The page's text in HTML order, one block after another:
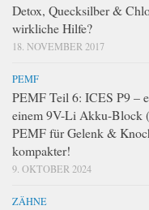
Detox, Quecksilber &
wirkliche Hilfe?
18. NOVEMBER 2017
PEMF
PEMF Teil 6: ICES P9 –
einem 9V-Li Akku-Block
PEMF für Gelenk &
kompakter!
9. OKTOBER 2024
ZÄHNE